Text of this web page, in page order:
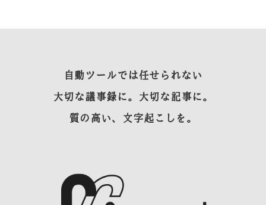
自動ツールでは任せられない
大切な議事録に。大切な記事に。
質の高い、文字起こしを。